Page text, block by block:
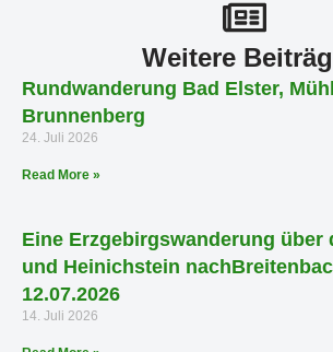
Weitere
Rundwanderung Bad Elster,
Brunnenberg
24. Juli 2026
Read More »
Eine Erzgebirgswanderung über
und Heinichstein
12.07.2026
14. Juli 2026